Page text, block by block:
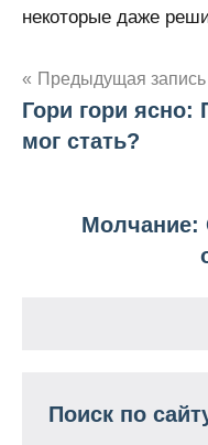
некоторые даже
Навигация
по
Предыдущая запись
Гори гори ясно:
мог стать?
Молчание:
Поиск по